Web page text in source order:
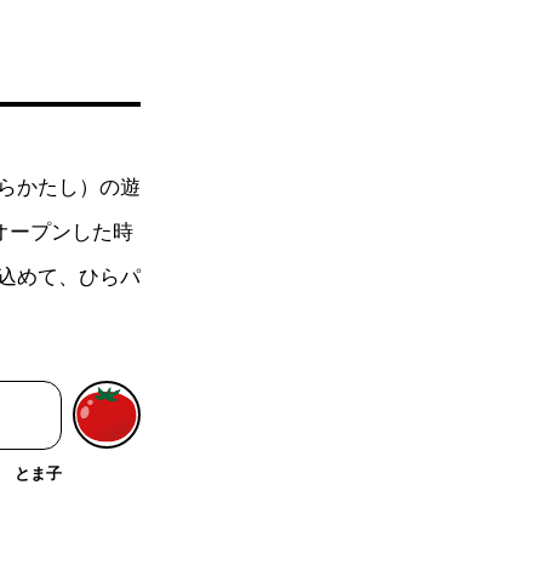
かたし）の遊
ープンした時
めて、ひらパ
とま子